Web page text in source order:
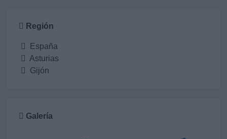
Región
España
Asturias
Gijón
Galería